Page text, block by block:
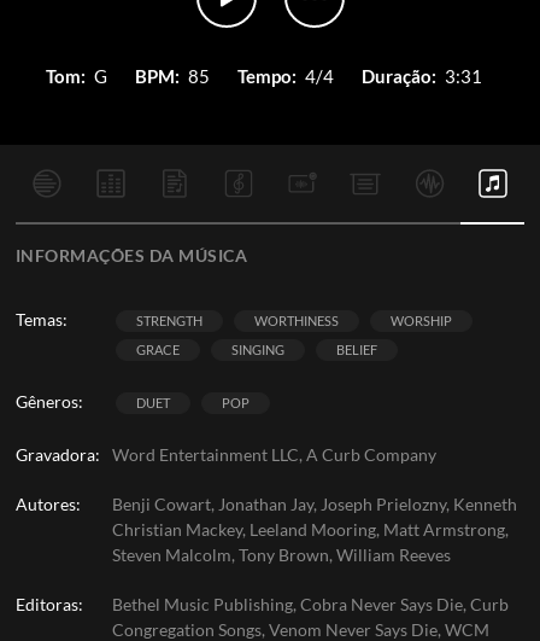
Tom: G BPM: 85 Tempo: 4/4 Duração: 3:31
INFORMAÇÕES DA MÚSICA
Temas: STRENGTH WORTHINESS
WORSHIP
GRACE
SINGING BELIEF
Gêneros: DUET POP
Gravadora: Word Entertainment LLC, A Curb Company
Autores:
Benji Cowart, Jonathan Jay, Joseph Prielozny, Kenneth
Christian Mackey, Leeland Mooring, Matt Armstrong,
Steven Malcolm, Tony Brown, William Reeves
Editoras:
Bethel Music Publishing, Cobra Never Says Die, Curb
Congregation Songs, Venom Never Says Die, WCM